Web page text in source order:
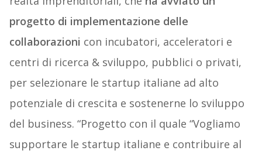
progetto di implementazione delle
collaborazioni con incubatori, acceleratori e
centri di ricerca & sviluppo, pubblici o privati,
per selezionare le startup italiane ad alto
potenziale di crescita e sostenerne lo sviluppo
del business. “Progetto con il quale “Vogliamo
supportare le startup italiane e contribuire al